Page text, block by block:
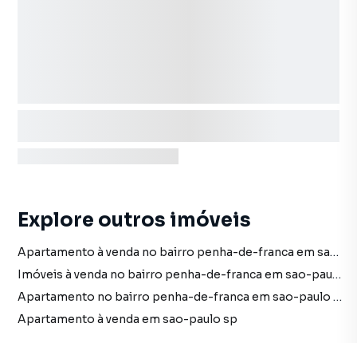
Explore outros imóveis
Apartamento à venda no bairro penha-de-franca em sao-paulo sp com 1 vaga
Imóveis à venda no bairro penha-de-franca em sao-paulo sp
Apartamento no bairro penha-de-franca em sao-paulo sp
Apartamento à venda em sao-paulo sp